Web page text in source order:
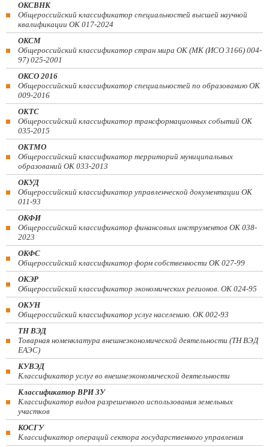
ОКСВНК
Общероссийский классификатор специальностей высшей научной
квалификации ОК 017-2024
ОКСМ
Общероссийский классификатор стран мира ОК (МК (ИСО 3166) 004-
97) 025-2001
ОКСО 2016
Общероссийский классификатор специальностей по образованию ОК
009-2016
ОКТС
Общероссийский классификатор трансформационных событий ОК
035-2015
ОКТМО
Общероссийский классификатор территорий муниципальных
образований ОК 033-2013
ОКУД
Общероссийский классификатор управленческой документации ОК
011-93
ОКФИ
Общероссийский классификатор финансовых инструментов OK 038-
2023
ОКФС
Общероссийский классификатор форм собственности ОК 027-99
ОКЭР
Общероссийский классификатор экономических регионов. ОК 024-95
ОКУН
Общероссийский классификатор услуг населению. ОК 002-93
ТН ВЭД
Товарная номенклатура внешнеэкономической деятельности (ТН ВЭД
ЕАЭС)
КУВЭД
Классификатор услуг во внешнеэкономической деятельности
Классификатор ВРИ ЗУ
Классификатор видов разрешенного использования земельных
участков
КОСГУ
Классификатор операций сектора государственного управления